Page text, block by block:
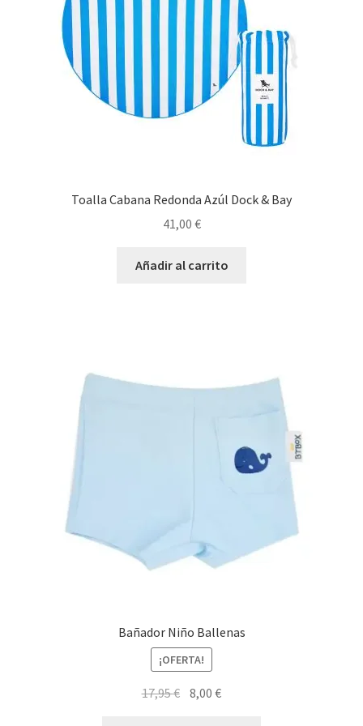
en
la
página
de
producto
Toalla Cabana Redonda Azúl Dock & Bay
41,00 €
Añadir al carrito
Bañador Niño Ballenas
¡OFERTA!
17,95€ El8,00€El